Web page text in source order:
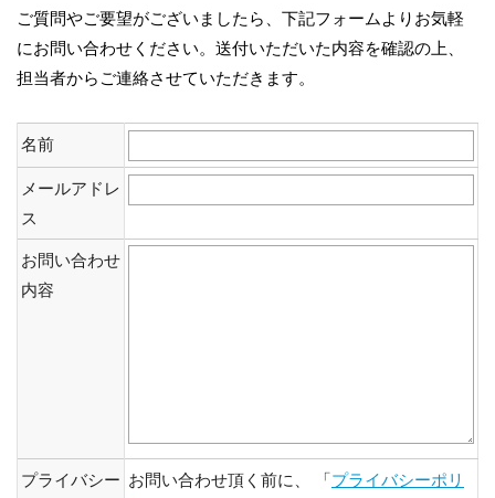
ご質問やご要望がございましたら、下記フォームよりお気軽
にお問い合わせください。送付いただいた内容を確認の上、
担当者からご連絡させていただきます。
名前
メールアドレ
ス
お問い合わせ
内容
プライバシー お問い合わせ頂く前に、 「プライバシーポリ